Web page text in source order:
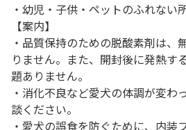
・幼児・子供・ペットのふれない
【案内】
・品質保持のための脱酸素剤は、
りません。また、開封後に発熱す
題ありません。
・消化不良など愛犬の体調が変わ
談ください。
・愛犬の誤食を防ぐために、内装